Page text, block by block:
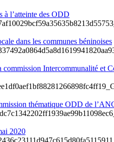
à l’atteinte des ODD
dans les communes béninoises
commission Intercommunalité et
thématique ODD de
2020